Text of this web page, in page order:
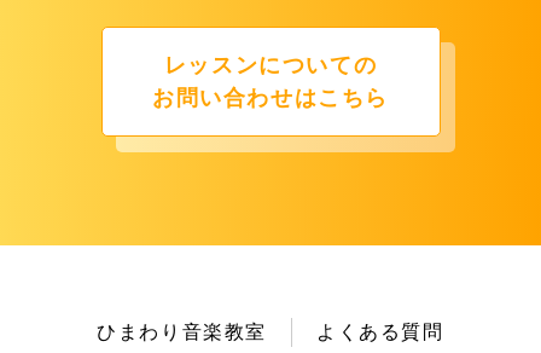
レッスンについての
お問い合わせはこちら
ひまわり音楽教室 よくある質問